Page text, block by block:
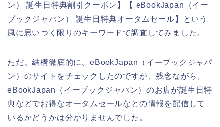
ン） 誕生日特典割引クーポン】【 eBookJapan（イー
ブックジャパン） 誕生日特典オータムセール】という
風に思いつく限りのキーワードで調査してみました。
ただ、結構徹底的に、eBookJapan（イーブックジャパ
ン）のサイトをチェックしたのですが、残念ながら、
eBookJapan（イーブックジャパン）のお店が誕生日特
典などでお得なオータムセールなどの情報を配信して
いるかどうかは分かりませんでした。